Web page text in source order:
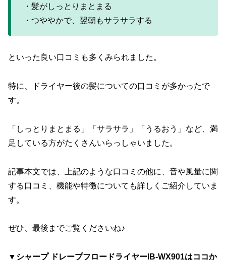
・髪がしっとりまとまる
・つややかで、翌朝もサラサラする
といった良い口コミも多くみられました。
特に、ドライヤー後の髪についての口コミが多かったで
す。
「しっとりまとまる」「サラサラ」「うるおう」など、満
足している方がたくさんいらっしゃいました。
記事本文では、上記のような口コミの他に、音や風量に関
する口コミ、機能や特徴についても詳しくご紹介していま
す。
ぜひ、最後までご覧くださいね♪
▼シャープ ドレープフロードライヤーIB-WX901はココか